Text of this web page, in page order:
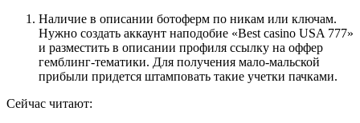
Наличие в описании ботоферм по никам или ключам.
Нужно создать аккаунт наподобие «Best casino USA 777»
и разместить в описании профиля ссылку на оффер
гемблинг-тематики. Для получения мало-мальской
прибыли придется штамповать такие учетки пачками.
Сейчас читают: